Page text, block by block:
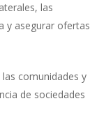
las
y asegurar ofertas
comunidades y
de sociedades